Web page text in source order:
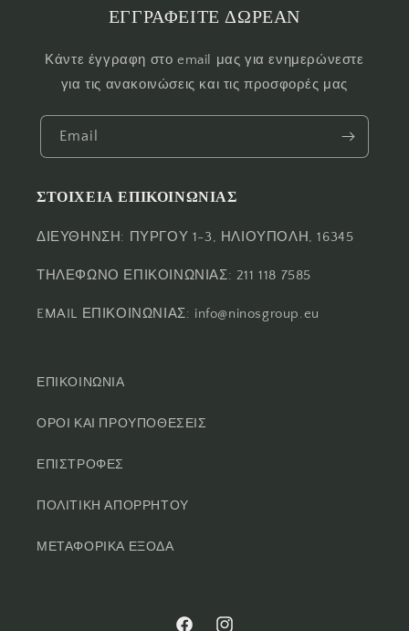
ΕΓΓΡΑΦΕΙΤΕ ΔΩΡΕΑΝ
Κάντε έγγραφη στο email μας για ενημερώνεστε
για τις ανακοινώσεις και τις προσφορές μας
Email
ΣΤΟΙΧΕΙΑ ΕΠΙΚΟΙΝΩΝΙΑΣ
ΔΙΕΥΘΗΝΣΗ: ΠΥΡΓΟΥ 1-3, ΗΛΙΟΥΠΟΛΗ, 16345
ΤΗΛΕΦΩΝΟ ΕΠΙΚΟΙΝΩΝΙΑΣ: 211 118 7585
EMAIL ΕΠΙΚΟΙΝΩΝΙΑΣ: info@ninosgroup.eu
ΕΠΙΚΟΙΝΩΝΙΑ
ΟΡΟΙ ΚΑΙ ΠΡΟΥΠΟΘΕΣΕΙΣ
ΕΠΙΣΤΡΟΦΕΣ
ΠΟΛΙΤΙΚΗ ΑΠΟΡΡΗΤΟΥ
ΜΕΤΑΦΟΡΙΚΑ ΕΞΟΔΑ